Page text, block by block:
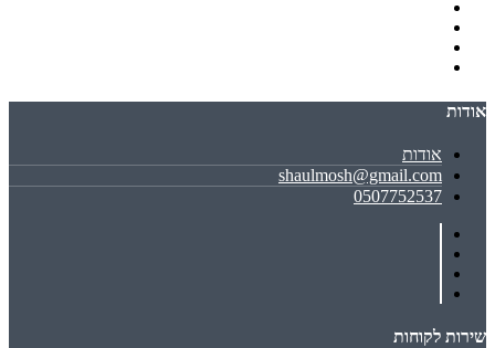
אודות
אודות
shaulmosh@gmail.com
0507752537
שירות לקוחות